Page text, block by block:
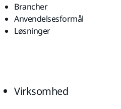
Brancher
Anvendelsesformål
Løsninger
Virksomhed